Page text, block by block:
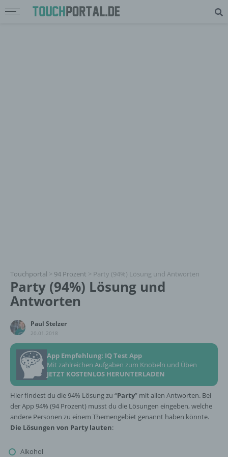
Touchportal > 94 Prozent > Party (94%) Lösung und Antworten
Party (94%) Lösung und
Antworten
Paul Stelzer
20.01.2018
App Empfehlung: IQ Test App
Mit zahlreichen Aufgaben zum Knobeln und Üben
JETZT KOSTENLOS HERUNTERLADEN
Hier findest du die 94% Lösung zu “Party” mit allen Antworten. Bei
der App 94% (94 Prozent) musst du die Lösungen eingeben, welche
andere Personen zu einem Themengebiet genannt haben könnte.
Die Lösungen von Party lauten:
Alkohol